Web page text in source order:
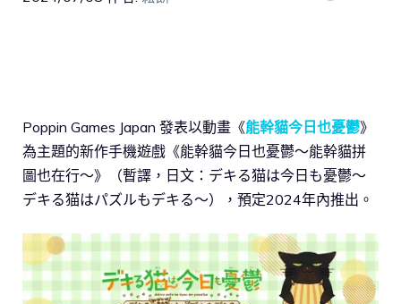
Poppin Games Japan 發表以動畫《能幹貓今日也憂鬱》
為主題的新作手機遊戲《能幹貓今日也憂鬱～能幹貓拼
圖也在行～》（暫譯，日文：デキる猫は今日も憂鬱〜
デキる猫はパズルもデキる〜），預定2024年內推出。